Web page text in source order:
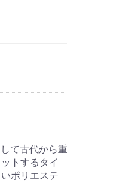
て古代から重
トするタイ
ポリエステ